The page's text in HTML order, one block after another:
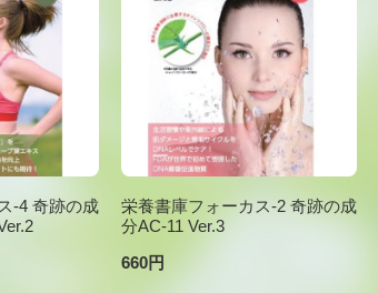
-4 奇跡の成
栄養書庫フォーカス-2 奇跡の成
分AC-11 Ver.3
660円